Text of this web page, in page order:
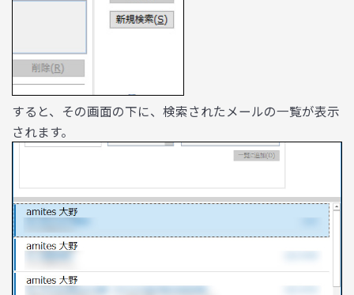
すると、その画面の下に、検索されたメールの一覧が表示
されます。